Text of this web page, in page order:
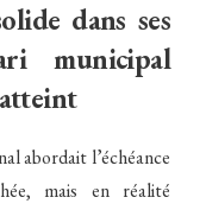
dans ses
municipal
abordait l’échéance
mais en réalité